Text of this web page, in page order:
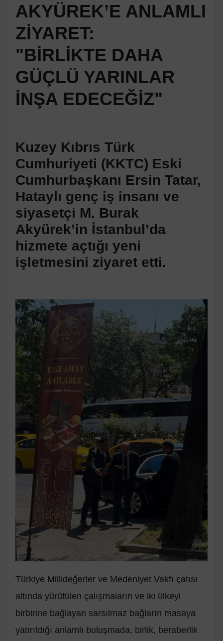
AKYÜREK’E ANLAMLI
ZİYARET:
"BİRLİKTE DAHA
GÜÇLÜ YARINLAR
İNŞA EDECEĞİZ"
Kuzey Kıbrıs Türk
Cumhuriyeti (KKTC) Eski
Cumhurbaşkanı Ersin Tatar,
Hataylı genç iş insanı ve
siyasetçi M. Burak
Akyürek’in İstanbul’da
hizmete açtığı yeni
işletmesini ziyaret etti.
Türkiye Millideğerler ve Medeniyet Vakfı çatısı
altında yürütülen çalışmaların ve iki ülkeyi
birbirine bağlayan sarsılmaz bağların masaya
yatırıldığı anlamlı buluşmada, birlik, beraberlik